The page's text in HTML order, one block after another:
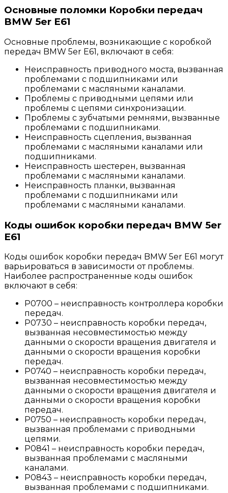
Основные поломки Коробки передач
BMW 5er E61
Основные проблемы, возникающие с коробкой
передач BMW 5er E61, включают в себя:
Неисправность приводного моста, вызванная
проблемами с подшипниками или
проблемами с масляными каналами.
Проблемы с приводными цепями или
проблемы с цепями синхронизации.
Проблемы с зубчатыми ремнями, вызванные
проблемами с подшипниками.
Неисправность сцепления, вызванная
проблемами с масляными каналами или
подшипниками.
Неисправность шестерен, вызванная
проблемами с масляными каналами.
Неисправность планки, вызванная
проблемами с подшипниками или
проблемами с масляными каналами.
Коды ошибок коробки передач BMW 5er
E61
Коды ошибок коробки передач BMW 5er E61 могут
варьироваться в зависимости от проблемы.
Наиболее распространенные коды ошибок
включают в себя:
P0700 – неисправность контроллера коробки
передач.
P0730 – неисправность коробки передач,
вызванная несовместимостью между
данными о скорости вращения двигателя и
данными о скорости вращения коробки
передач.
P0740 – неисправность коробки передач,
вызванная несовместимостью между
данными о скорости вращения двигателя и
данными о скорости вращения коробки
передач.
P0750 – неисправность коробки передач,
вызванная проблемами с приводными
цепями.
P0841 – неисправность коробки передач,
вызванная проблемами с масляными
каналами.
P0843 – неисправность коробки передач,
вызванная проблемами с подшипниками.